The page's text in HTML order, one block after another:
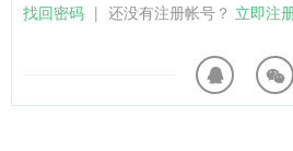
找回密码 | 还没有注册帐号？ 立即注